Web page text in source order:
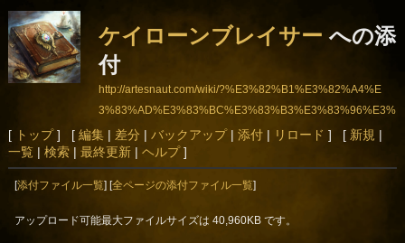
ケイローンブレイサー への添
付
http://artesnaut.com/wiki/?%E3%82%B1%E3%82%A4%E
3%83%AD%E3%83%BC%E3%83%B3%E3%83%96%E3%
83%AC%E3%82%A4%E3%82%B5%E3%83%BC
[ トップ] [ 編集| 差分 | バックアップ| 添付| リロード ] [ 新規 |
一覧| 検索| 最終更新| ヘルプ]
[添付ファイル一覧 ] [全ページの添付ファイル一覧
アップロード可能最大ファイルサイズは 40,960KB です。